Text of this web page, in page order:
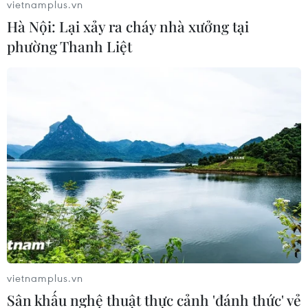
Việt Nam khẳng định vị thế tại triển
Ngân hàng Trung ương Trung Quốc
mua thêm 20 tấn vàng trong tháng 7
07/08/2026 15:21
Chuyên gia quốc tế đánh giá tích cực
về tiền đồng của Việt Nam
07/08/2026 12:46
vietnamplus.vn
Hà Nội: Lại xảy ra cháy nhà xưởng tại
phường Thanh Liệt
vietnamplus.vn
Sân khấu nghệ thuật thực cảnh 'đánh thức' vẻ